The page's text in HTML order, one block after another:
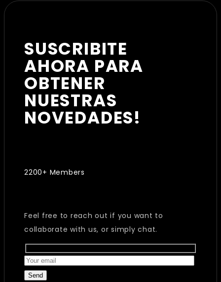
SUSCRIBITE
AHORA PARA
OBTENER
NUESTRAS
NOVEDADES!
2200+ Members
Feel free to reach out if you want to
collaborate with us, or simply chat.
Send